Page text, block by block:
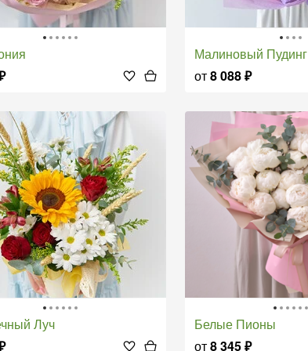
Малиновый Пудинг
от8 088₽
Луч
Белые Пионы
от8 345₽